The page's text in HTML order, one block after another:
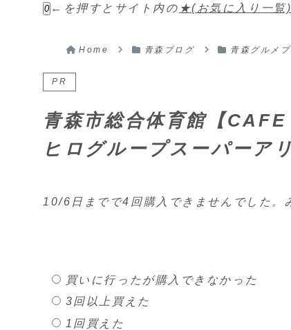
0 ←を押すとサイト内の ★(お気に入り一覧)
Home 青森ブログ 青森グルメ
PR
青森市総合体育館【
ヒログループスーパーア
10/6日までで4回購入できませんでした。
買いに行ったが購入できなかった
3回以上買えた
1回買えた